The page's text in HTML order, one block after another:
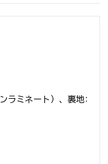
ラミネート）、裏地: